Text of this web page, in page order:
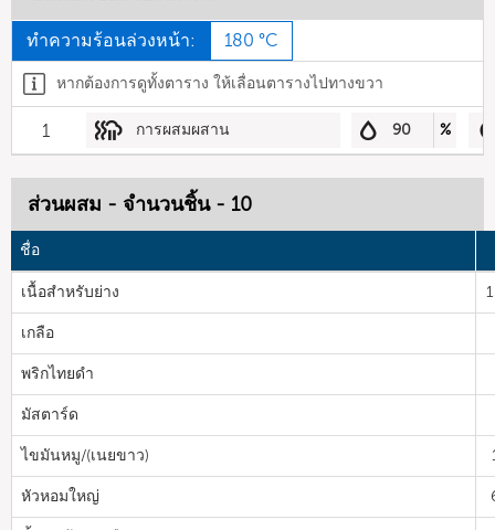
ทำความร้อนล่วงหน้า: 180 °C
หากต้องการดูทั้งตาราง ให้เลื่อนตารางไปทางขวา
1 การผสมผสาน 90 %
ส่วนผสม - จำนวนชิ้น - 10
ชื่อ
เนื้อสำหรับย่าง
เกลือ
พริกไทยดำ
มัสตาร์ด
ไขมันหมู/(เนยขาว)
หัวหอมใหญ่